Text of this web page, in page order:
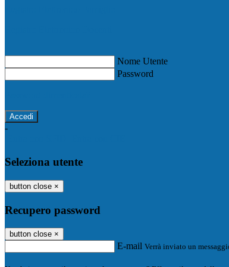
Nome Utente
Password
-
Seleziona utente
button close ×
Recupero password
button close ×
E-mail Verrà inviato un